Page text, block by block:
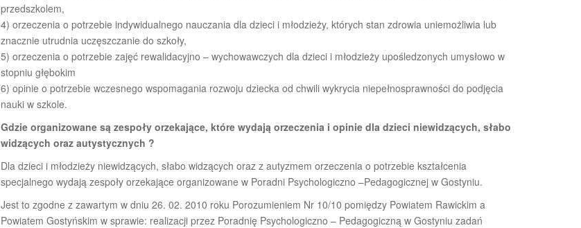
przedszkolem,
4) orzeczenia o potrzebie indywidualnego nauczania dla dzieci i młodzieży, których stan zdrowia uniemożliwia lub
znacznie utrudnia uczęszczanie do szkoły,
5) orzeczenia o potrzebie zajęć rewalidacyjno – wychowawczych dla dzieci i młodzieży upośledzonych umysłowo w
stopniu głębokim
6) opinie o potrzebie wczesnego wspomagania rozwoju dziecka od chwili wykrycia niepełnosprawności do podjęcia
nauki w szkole.
Gdzie organizowane są zespoły orzekające, które wydają orzeczenia i opinie dla dzieci niewidzących, słabo
widzących oraz autystycznych ?
Dla dzieci i młodzieży niewidzących, słabo widzących oraz z autyzmem orzeczenia o potrzebie kształcenia
specjalnego wydają zespoły orzekające organizowane w Poradni Psychologiczno –Pedagogicznej w Gostyniu.
Jest to zgodne z zawartym w dniu 26. 02. 2010 roku Porozumieniem Nr 10/10 pomiędzy Powiatem Rawickim a
Powiatem Gostyńskim w sprawie: realizacji przez Poradnię Psychologiczno – Pedagogiczną w Gostyniu zadań